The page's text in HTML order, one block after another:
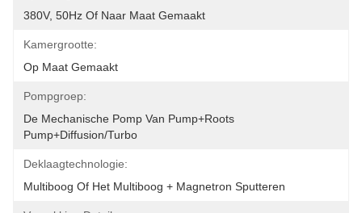
380V, 50Hz Of Naar Maat Gemaakt
Kamergrootte:
Op Maat Gemaakt
Pompgroep:
De Mechanische Pomp Van Pump+Roots
Pump+Diffusion/Turbo
Deklaagtechnologie:
Multiboog Of Het Multiboog + Magnetron Sputteren